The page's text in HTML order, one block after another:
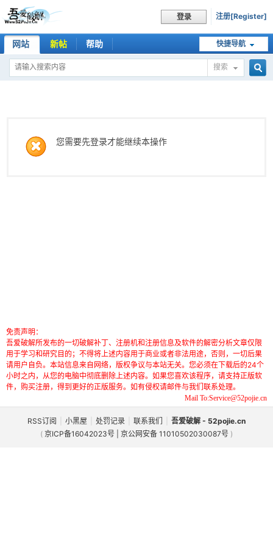
登录 注册[Register]
快捷导航
网站 新帖 帮助
搜索
您需要先登录才能继续本操作
免责声明：
吾爱破解所发布的一切破解补丁、注册机和注册信息及软件的解密分析文章仅限
用于学习和研究目的；不得将上述内容用于商业或者非法用途，否则，一切后果
请用户自负。本站信息来自网络，版权争议与本站无关。您必须在下载后的24个
小时之内，从您的电脑中彻底删除上述内容。如果您喜欢该程序，请支持正版软
件，购买注册，得到更好的正版服务。如有侵权请邮件与我们联系处理。
Mail To:Service@52pojie.cn
RSS订阅 小黑屋 处罚记录 联系我们
吾爱破解 - 52pojie.cn
( 京ICP备16042023号 | 京公网安备 11010502030087号 )